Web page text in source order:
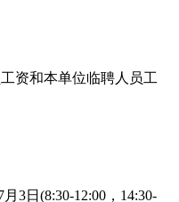
和本单位临聘人员工
日(8:30-12:00，14:30-